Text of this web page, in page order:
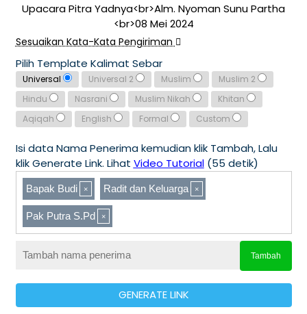
Upacara Pitra Yadnya<br>Alm. Nyoman Sunu Partha
<br>08 Mei 2024
Sesuaikan Kata-Kata Pengiriman
Pilih Template Kalimat Sebar
Universal Universal 2 Muslim
Muslim 2
Hindu
Nasrani Muslim Nikah
Khitan
Aqiqah
English Formal Custom
Isi data Nama Penerima kemudian klik Tambah, Lalu
klik Generate Link. Lihat Video Tutorial(55 detik)
Bapak Budi Radit dan Keluarga
Pak Putra S.Pd
Tambah
GENERATE LINK